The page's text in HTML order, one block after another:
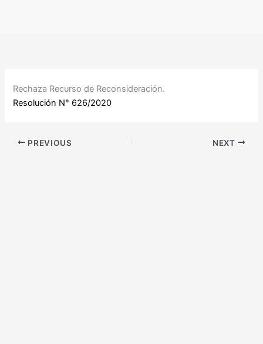
Rechaza Recurso de Reconsideración.
Resolución N° 626/2020
PREVIOUS NEXT